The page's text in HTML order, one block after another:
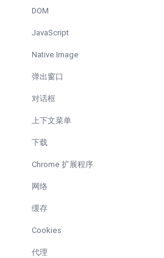
DOM
JavaScript
Native Image
弹出窗口
对话框
上下文菜单
下载
Chrome 扩展程序
网络
缓存
Cookies
代理